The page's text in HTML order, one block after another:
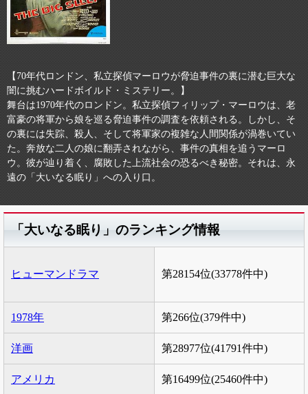
【70年代ロンドン、私立探偵マーロウが脅迫事件の裏に潜む巨大な
闇に挑むハードボイルド・ミステリー。】
舞台は1970年代のロンドン。私立探偵フィリップ・マーロウは、老
富豪の将軍から娘を巡る脅迫事件の調査を依頼される。しかし、そ
の裏には失踪、殺人、そして将軍家の複雑な人間関係が渦巻いてい
た。奔放な二人の娘に翻弄されながら、事件の真相を追うマーロ
ウ。彼が辿り着く、腐敗した上流社会の恐るべき秘密。それは、永
遠の「大いなる眠り」への入り口。
「大いなる眠り」のランキング情報
ヒューマンドラマ 第28154位(33778件中)
1978年 第266位(379件中)
洋画 第28977位(41791件中)
アメリカ 第16499位(25460件中)